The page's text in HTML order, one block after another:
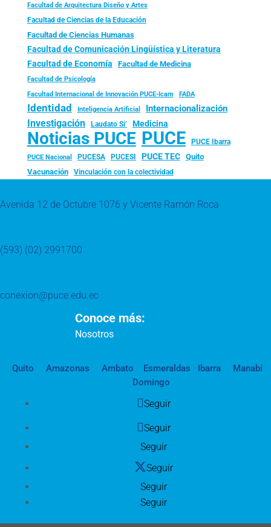
Facultad de Arquitectura Diseño y Artes
Facultad de Ciencias de la Educación
Facultad de Ciencias Humanas
Facultad de Comunicación Lingüística y Literatura
Facultad de Economía Facultad de Medicina
Facultad de Psicología
Facultad Internacional de Innovación PUCE-Icam FADA
Identidad Inteligencia Artificial Internacionalización
Investigación Laudato Si’ Medicina
Noticias PUCE PUCE PUCE Ibarra
PUCE Nacional PUCESA PUCESI PUCE TEC
Quito
Vacunación
Vinculación con la colectividad
Avenida 12 de Octubre 1076 y Vicente Ramón Roca
(593) (02) 2991700
conexion@puce.edu.ec
Conoce más:
Nosotros
Quito Amazonas Ambato Esmeraldas Ibarra
Manabí
Domingo
Seguir
Seguir
Seguir
Seguir
Seguir
Seguir